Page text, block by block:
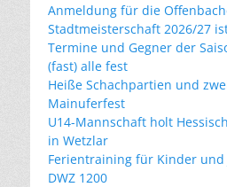
Anmeldung für die
Stadtmeisterschaft 2026/27
Termine und Gegner der
(fast) alle fest
Heiße Schachpartien und
Mainuferfest
U14-Mannschaft holt
in Wetzlar
Ferientraining für Kinder und
DWZ 1200